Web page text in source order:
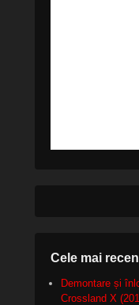
Cele mai
Demontare și
Crossland X